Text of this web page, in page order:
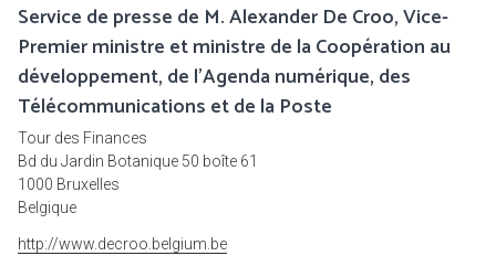
Service de presse de M. Alexander De Croo, Vice-
Premier ministre et ministre de la Coopération au
développement, de l'Agenda numérique, des
Télécommunications et de la Poste
Tour des Finances
Bd du Jardin Botanique 50 boîte 61
1000 Bruxelles
Belgique
http://www.decroo.belgium.be